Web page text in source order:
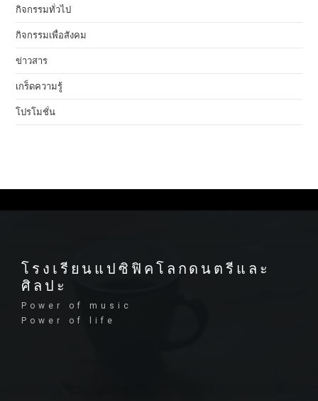
กิจกรรมทั่วไป
กิจกรรมเพื่อสังคม
ข่าวสาร
เกร็ดความรู้
โปรโมชั่น
โรงเรียนแปซิฟิคโลกดนตรีและ
ศิลปะ
Power of music
Power of life